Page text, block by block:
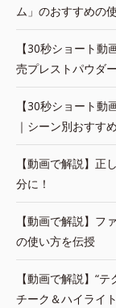
ム」のおすすめの
【30秒ショート
売プレストパウダ
【30秒ショート
｜シーン別おすす
【動画で解説】正
分に！
【動画で解説】
の使い方を伝授
【動画で解説】“
チーク＆ハイライ